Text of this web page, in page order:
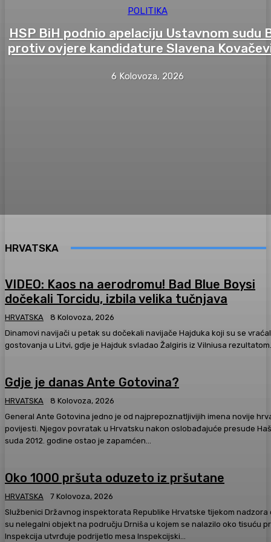
POLITIKA
HSP BiH podnio apelaciju Ustavnom sudu
protiv ovjere kandidature Slavena
6 Kolovoza, 2026
HRVATSKA
VIDEO: Kaos na aerodromu! Bad Blue Boysi
dočekali Torcidu, izbila velika tučnjava
HRVATSKA
8 Kolovoza, 2026
Dinamovi navijači u petak su dočekali navijače Hajduka koji su se
gostovanja u Litvi, gdje je Hajduk svladao Žalgiris iz Vilniusa
Gdje je danas Ante Gotovina?
HRVATSKA
8 Kolovoza, 2026
General Ante Gotovina jedno je od najprepoznatljivijih imena novije
povijesti. Njegov povratak u Hrvatsku nakon oslobađajuće presude Haškog
suda 2012. godine ostao je zapamćen...
Oko 1000 pršuta oduzeto iz pršutane
HRVATSKA
7 Kolovoza, 2026
Službenici Državnog inspektorata Republike Hrvatske tijekom nadzora
su nelegalni objekt na području Drniša u kojem se nalazilo oko tisuću
Inspekcija utvrđuje podrijetlo mesa Inspekcijski...